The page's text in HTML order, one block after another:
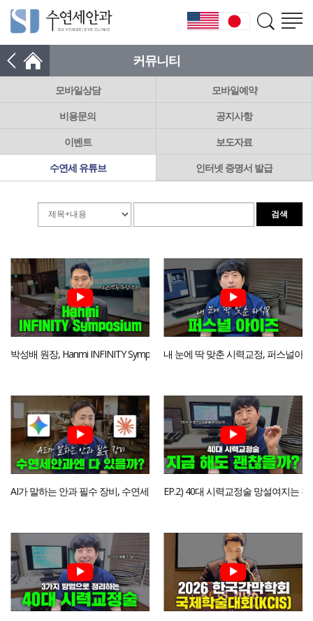
커뮤니티
모바일상담
모바일예약
비용문의
공지사항
이벤트
보도자료
수연세 유튜브
인터넷 증명서 발급
박성배 원장, Hanmi INFINITY Symposium 2년 연속 좌장 초청
내 눈에 딱 맞춘 시력교정, 퍼스널아
AI가 말하는 안과 필수 장비, 수연세안과엔 다 있을까?EP.2) 40대 시력교정술 망설여지는